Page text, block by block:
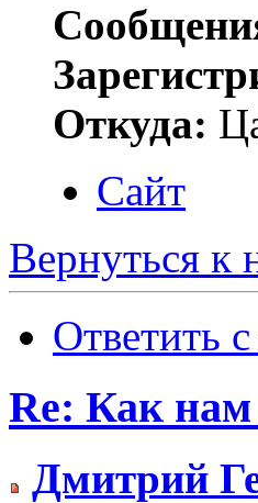
Откуда:
Сайт
Вернуться к
Ответить
Re: Как
Дмитрий